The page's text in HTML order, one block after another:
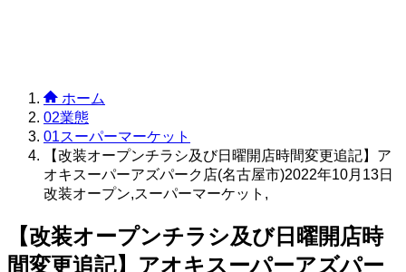
ホーム
02業態
01スーパーマーケット
【改装オープンチラシ及び日曜開店時間変更追記】ア
オキスーパーアズパーク店(名古屋市)2022年10月13日
改装オープン,スーパーマーケット,
【改装オープンチラシ及び日曜開店時
間変更追記】アオキスーパーアズパー